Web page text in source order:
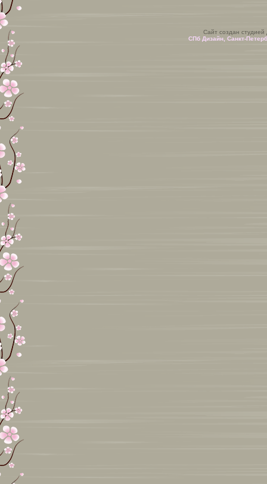
Сайт создан
СПб Дизайн, Санкт-